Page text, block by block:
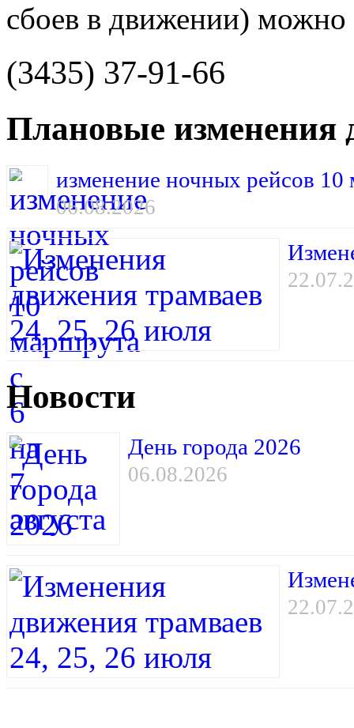
сбоев в движении) можно
(3435) 37-91-66
Плановые изменения
изменение ночных рейсов 10
06.08.2026
Новости
День города 2026
06.08.2026